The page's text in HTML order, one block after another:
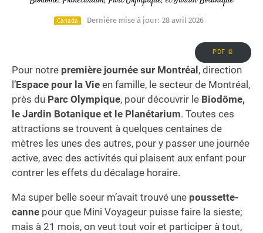
Canada Dernière mise à jour: 28 avril 2026
PDF 📄
Pour notre première journée sur Montréal, direction
l’Espace pour la Vie en famille, le secteur de Montréal,
près du Parc Olympique, pour découvrir le Biodôme,
le Jardin Botanique et le Planétarium. Toutes ces
attractions se trouvent à quelques centaines de
mètres les unes des autres, pour y passer une journée
active, avec des activités qui plaisent aux enfant pour
contrer les effets du décalage horaire.
Ma super belle soeur m’avait trouvé une poussette-
canne pour que Mini Voyageur puisse faire la sieste;
mais à 21 mois, on veut tout voir et participer à tout,